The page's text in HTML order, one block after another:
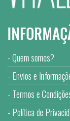
Quem somos?
Envios e
Termos e
Política de